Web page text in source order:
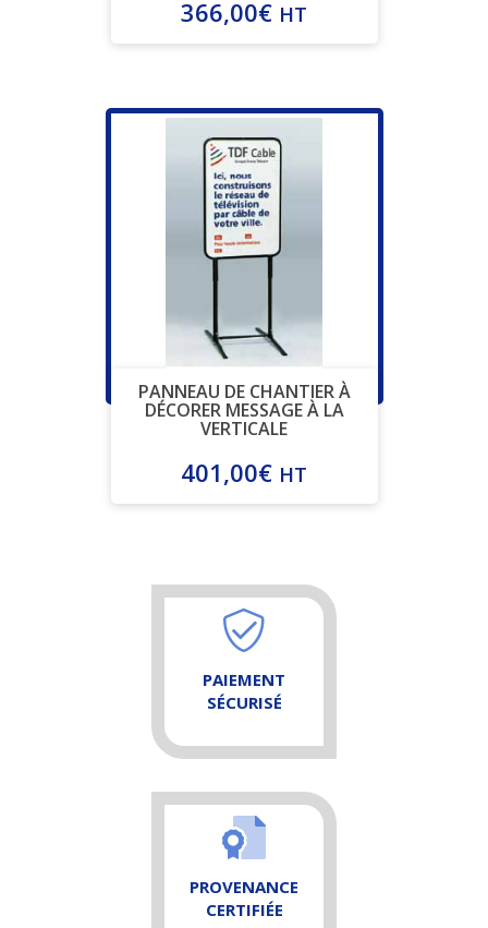
366,00€ HT
PANNEAU DE CHANTIER À
DÉCORER MESSAGE À LA
VERTICALE
401,00€ HT
PAIEMENT
SÉCURISÉ
PROVENANCE
CERTIFIÉE